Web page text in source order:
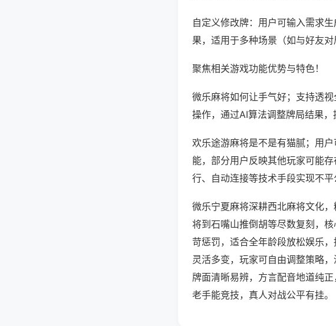
自定义修改牌：用户可输入需求
果，适用于多种场景（如与好友
聚焦相关游戏功能优势与特色！
微乐麻将如何让手气好；支持透
操作，通过AI算法调整牌局结果，
欢乐途游麻将是不是有猫腻；用户
能，部分用户反映其他玩家可能
行、自动连接等技术手段实现不平
微乐宁夏麻将深耕西北麻将文化
将到石嘴山推倒胡等尽数复刻，
苛惩罚，适合全年龄段放松娱乐
灵活多变，玩家可自由调整策略
牌面清晰易辨，方言配音地道纯
老手能竞技，真人对战公平有挂。